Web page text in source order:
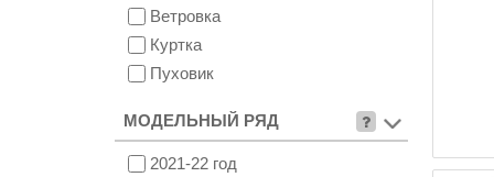
Ветровка
Куртка
Пуховик
МОДЕЛЬНЫЙ РЯД
2021-22 год